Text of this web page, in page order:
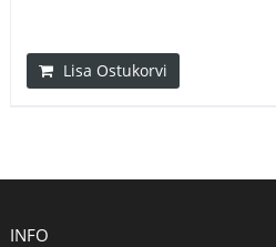
Lisa Ostukorvi
INFO